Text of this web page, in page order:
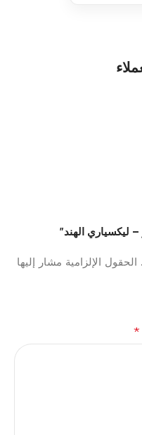
ليكسياري الهند”
الحقول الإلزامية مشار إليها
*